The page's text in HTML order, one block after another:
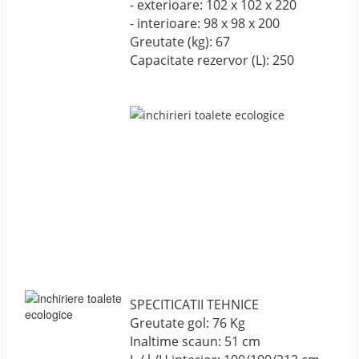
- exterioare: 102 x 102 x 220
- interioare: 98 x 98 x 200
Greutate (kg): 67
Capacitate rezervor (L): 250
SPECITICATII TEHNICE
Greutate gol: 76 Kg
Inaltime scaun: 51 cm